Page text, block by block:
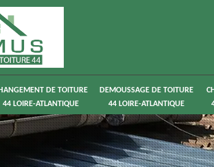
DE TOITURE
44 LOIRE-ATLANTIQUE
DEMOUSSAGE DE TOITURE
44 LOIRE-ATLANTIQUE